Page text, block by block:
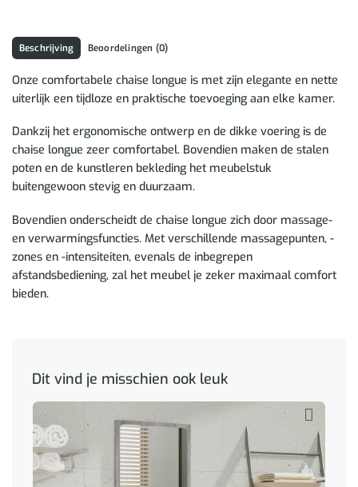
Beschrijving Beoordelingen (0)
Onze comfortabele chaise longue is met zijn elegante en nette
uiterlijk een tijdloze en praktische toevoeging aan elke kamer.
Dankzij het ergonomische ontwerp en de dikke voering is de
chaise longue zeer comfortabel. Bovendien maken de stalen
poten en de kunstleren bekleding het meubelstuk
buitengewoon stevig en duurzaam.
Bovendien onderscheidt de chaise longue zich door massage-
en verwarmingsfuncties. Met verschillende massagepunten, -
zones en -intensiteiten, evenals de inbegrepen
afstandsbediening, zal het meubel je zeker maximaal comfort
bieden.
Dit vind je misschien ook leuk